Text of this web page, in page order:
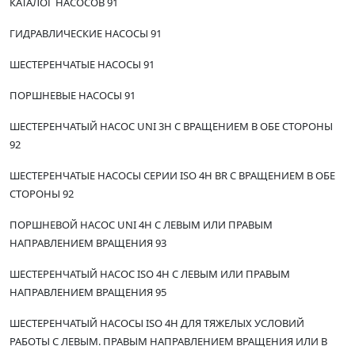
ГИДРАВЛИЧЕСКИЕ НАСОСЫ 91
ШЕСТЕРЕНЧАТЫЕ НАСОСЫ 91
ПОРШНЕВЫЕ НАСОСЫ 91
ШЕСТЕРЕНЧАТЫЙ НАСОС UNI 3H С ВРАЩЕНИЕМ В ОБЕ СТОРОНЫ
92
ШЕСТЕРЕНЧАТЫЕ НАСОСЫ СЕРИИ ISO 4H BR С ВРАЩЕНИЕМ В ОБЕ
СТОРОНЫ 92
ПОРШНЕВОЙ НАСОС UNI 4H С ЛЕВЫМ ИЛИ ПРАВЫМ
НАПРАВЛЕНИЕМ ВРАЩЕНИЯ 93
ШЕСТЕРЕНЧАТЫЙ НАСОС ISO 4H С ЛЕВЫМ ИЛИ ПРАВЫМ
НАПРАВЛЕНИЕМ ВРАЩЕНИЯ 95
ШЕСТЕРЕНЧАТЫЙ НАСОСЫ ISO 4H ДЛЯ ТЯЖЕЛЫХ УСЛОВИЙ
РАБОТЫ С ЛЕВЫМ. ПРАВЫМ НАПРАВЛЕНИЕМ ВРАЩЕНИЯ ИЛИ В